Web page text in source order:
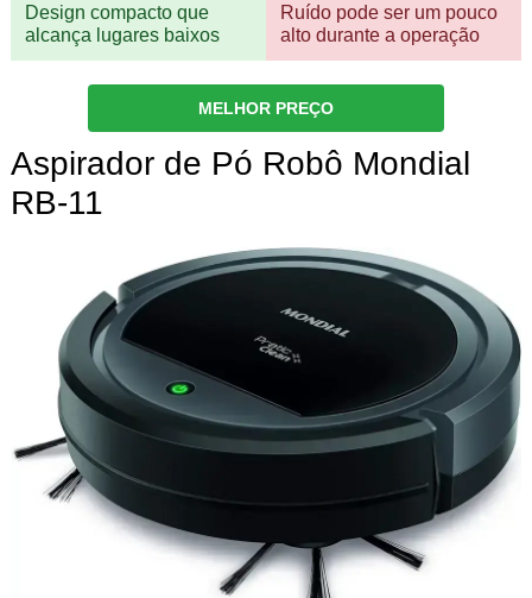
Design compacto que
alcança lugares baixos
Ruído pode ser um pouco
alto durante a operação
MELHOR PREÇO
Aspirador de Pó Robô Mondial
RB-11